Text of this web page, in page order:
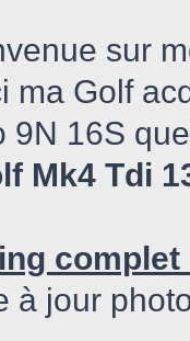
sur
ma Golf
9N 16S
Mk4 Tdi
complet
à jour